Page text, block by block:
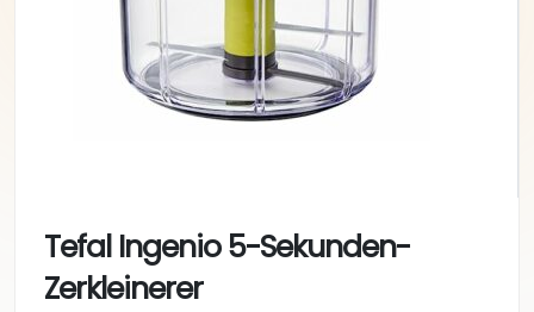
Tefal Ingenio 5-Sekunden-
Zerkleinerer